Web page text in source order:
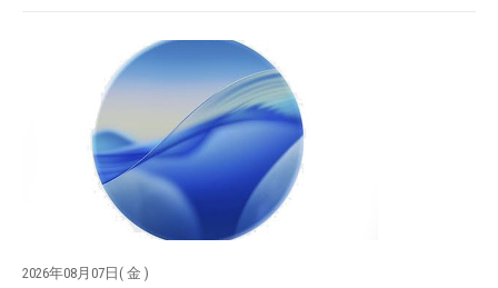
2026年08月07日( 金 )